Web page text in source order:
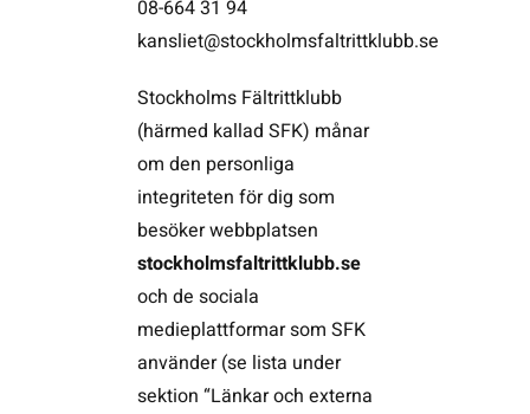
08-664 31 94
kansliet@stockholmsfaltrittklubb.se
Stockholms Fältrittklubb
(härmed kallad SFK) månar
om den personliga
integriteten för dig som
besöker webbplatsen
stockholmsfaltrittklubb.se
och de sociala
medieplattformar som SFK
använder (se lista under
sektion “Länkar och externa